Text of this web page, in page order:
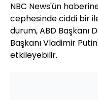
NBC News'ün
cephesinde ciddi bir
durum, ABD Başkanı
Başkanı Vladimir
etkileyebilir.